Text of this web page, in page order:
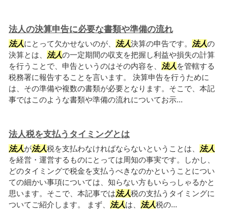
法人の決算申告に必要な書類や準備の流れ
法人にとって欠かせないのが、 法人決算の申告です。 法人の
決算とは、
法人の一定期間の収支を把握し利益や損失の計算
を行うことで、申告というのはその内容を、
法人 を管轄する
税務署に報告することを言います。 決算申告を行うために
は、その準備や複数の書類が必要となります。そこで、本記
事ではこのような書類や準備の流れについてお示...
法人税を支払うタイミングとは
法人が法人税を支払わなければならないということは、
法人
を経営・運営するものにとっては周知の事実です。しかし、
どのタイミングで税金を支払うべきなのかということについ
ての細かい事項については、知らない方もいらっしゃるかと
思います。そこで、本記事では法人税の支払うタイミングに
ついてご紹介します。 まず、
法人は、 法人税の...